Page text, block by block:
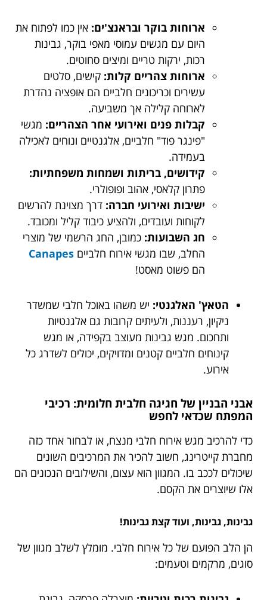
ארוחות בוקר ובראנצ'ים: אין כמו לפתוח את
היום עם מגשים עמוסי מאפי בוקר, גבינות
רכות, ירקות טריים ומיצים סחוטים.
ארוחות צהריים קלות: קישים, סלטים
עשירים וכריכונים חלביים הם אופציה נהדרת
לארוחה קלילה אך משביעה.
קבלות פנים ואירועי אחר הצהריים: מגשי
"פינגר פוד" חלביים, אלגנטיים ונוחים לאכילה
בעמידה.
קידושים, בריתות ושמחות משפחתיות:
פתרון קלאסי, אהוב ופופולרי.
ישיבות ואירועי חברה: דרך מצוינת להרשים
לקוחות ועובדים, ולהציע כיבוד קליל ומכובד.
חג השבועות: כמובן, החג הרשמי של מוצרי
החלב, שבו מגשי אירוח חלביים Canapes
הם פשוט מאסט!
הטאץ' האלגנטי: יש משהו באוכל חלבי שמשדר
ניקיון, רעננות, ולעיתים קרובות גם אלגנטיות
ותחכום. מגש גבינות מעוצב בקפידה, או מגש
קינוחים חלביים קטנים ומדויקים, יכולים לשדרג כל
אירוע.
אבני הבניין של חגיגה חלבית חלומית: רכיבי
המפתח שכדאי לחפש
כדי להרכיב מגש אירוח חלבי מנצח, או לבחור אחד כזה
מחברת קייטרינג, חשוב להכיר את המרכיבים השונים
שיכולים לככב בו. המגוון הוא עצום, והשילובים הנכונים הם
אלו שיוצרים את הקסם.
גבינות, גבינות, ועוד קצת גבינות!
הן הלב הפועם של כל אירוח חלבי. מומלץ לשלב מגוון של
סוגים, מרקמים וטעמים: